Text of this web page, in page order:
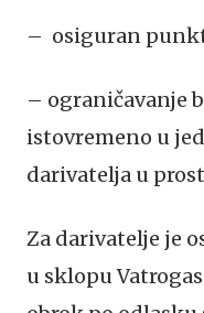
– osiguran
– ograničavanje
istovremeno u
darivatelja u
Za darivatelje je
u sklopu